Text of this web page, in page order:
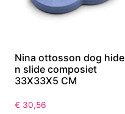
Nina ottosson dog hide
n slide composiet
33X33X5 CM
€ 30,56